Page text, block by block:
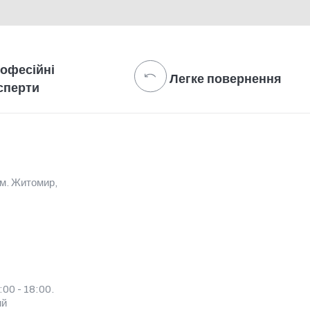
Легке повернення
Житомир,
- 18:00.